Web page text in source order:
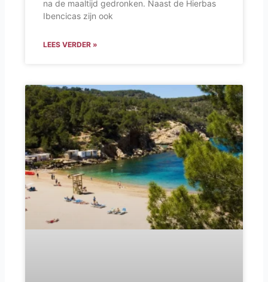
na de maaltijd gedronken. Naast de Hierbas
Ibencicas zijn ook
LEES VERDER »